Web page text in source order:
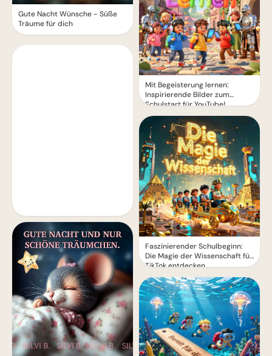
Gute Nacht Wünsche - Süße
Träume für dich
Mit Begeisterung lernen:
Inspirierende Bilder zum
Schulstart für YouTube!
Faszinierender Schulbeginn:
Die Magie der Wissenschaft für
TikTok entdecken